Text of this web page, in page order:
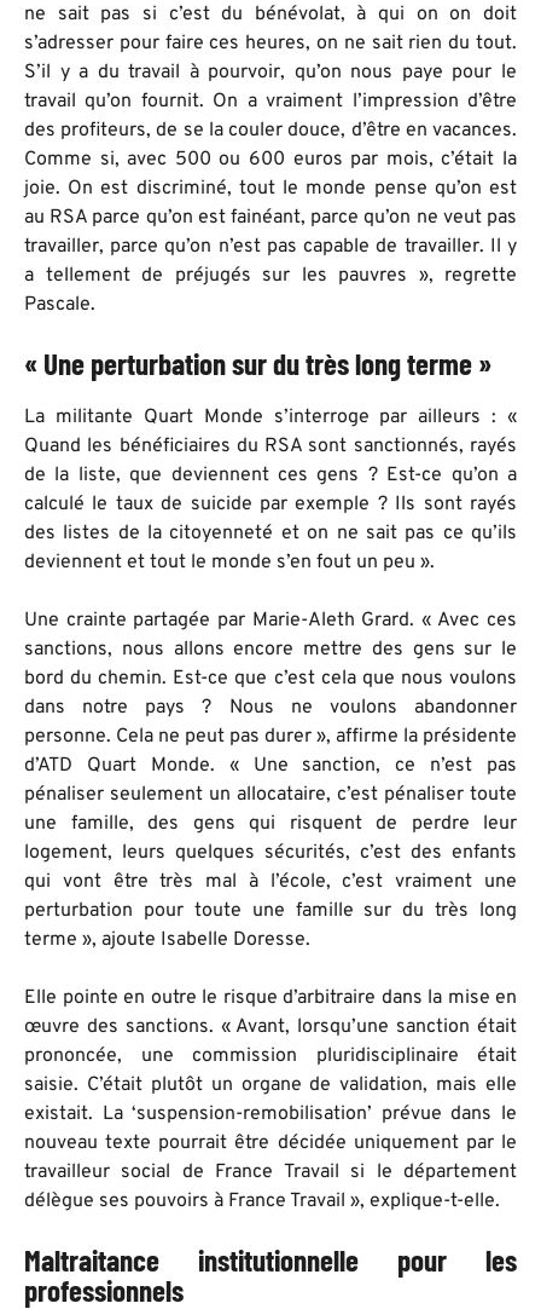
ne sait pas si c’est du bénévolat, à qui on on doit
s’adresser pour faire ces heures, on ne sait rien du tout.
S’il y a du travail à pourvoir, qu’on nous paye pour le
travail qu’on fournit. On a vraiment l’impression d’être
des profiteurs, de se la couler douce, d’être en vacances.
Comme si, avec 500 ou 600 euros par mois, c’était la
joie. On est discriminé, tout le monde pense qu’on est
au RSA parce qu’on est fainéant, parce qu’on ne veut pas
travailler, parce qu’on n’est pas capable de travailler. Il y
a tellement de préjugés sur les pauvres », regrette
Pascale.
« Une perturbation sur du très long terme »
La militante Quart Monde s’interroge par ailleurs : «
Quand les bénéficiaires du RSA sont sanctionnés, rayés
de la liste, que deviennent ces gens ? Est-ce qu’on a
calculé le taux de suicide par exemple ? Ils sont rayés
des listes de la citoyenneté et on ne sait pas ce qu’ils
deviennent et tout le monde s’en fout un peu ».
Une crainte partagée par Marie-Aleth Grard. « Avec ces
sanctions, nous allons encore mettre des gens sur le
bord du chemin. Est-ce que c’est cela que nous voulons
dans notre pays ? Nous ne voulons abandonner
personne. Cela ne peut pas durer », affirme la présidente
d’ATD Quart Monde. « Une sanction, ce n’est pas
pénaliser seulement un allocataire, c’est pénaliser toute
une famille, des gens qui risquent de perdre leur
logement, leurs quelques sécurités, c’est des enfants
qui vont être très mal à l’école, c’est vraiment une
perturbation pour toute une famille sur du très long
terme », ajoute Isabelle Doresse.
Elle pointe en outre le risque d’arbitraire dans la mise en
œuvre des sanctions. « Avant, lorsqu’une sanction était
prononcée, une commission pluridisciplinaire était
saisie. C’était plutôt un organe de validation, mais elle
existait. La ‘suspension-remobilisation’ prévue dans le
nouveau texte pourrait être décidée uniquement par le
travailleur social de France Travail si le département
délègue ses pouvoirs à France Travail », explique-t-elle.
Maltraitance institutionnelle pour les
professionnels